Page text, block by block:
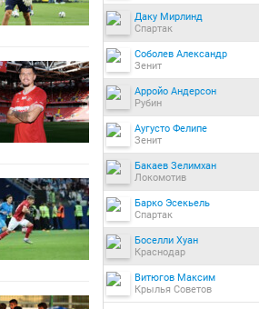
Даку Мирлинд
Спартак
Соболев Александр
Зенит
Арройо Андерсон
Рубин
Аугусто Фелипе
Зенит
Бакаев Зелимхан
Локомотив
Барко Эсекьель
Спартак
Боселли Хуан
Краснодар
Витюгов Максим
Крылья Советов